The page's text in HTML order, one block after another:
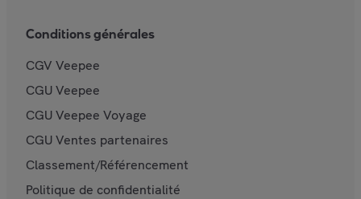
Conditions générales
CGV Veepee
CGU Veepee
CGU Veepee Voyage
CGU Ventes partenaires
Classement/Référencement
Politique de confidentialité